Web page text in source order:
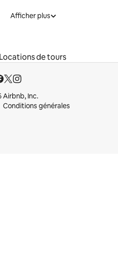
Afficher plus
Locations de tours
Airbnb, Inc.
Conditions générales